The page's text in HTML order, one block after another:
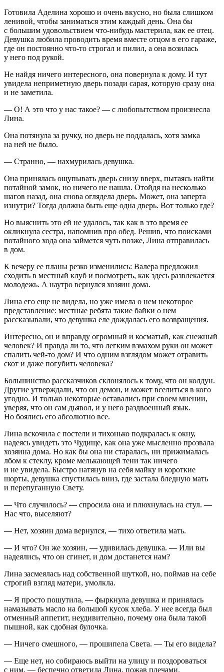
Готовила Аделина хорошо и очень вкусно, но была слишком
ленивой, чтобы заниматься этим каждый день. Она бы
с большим удовольствием что-нибудь мастерила, как ее отец.
Девушка любила проводить время вместе отцом в его гараже,
где он постоянно что-то строгал и пилил, а она возилась
у него под рукой.
Не найдя ничего интересного, она повернула к дому. И тут
увидела неприметную дверь позади сарая, которую сразу она
и не заметила.
— О! А это что у нас такое? — с любопытством произнесла
Лина.
Она потянула за ручку, но дверь не поддалась, хотя замка
на ней не было.
— Странно, — нахмурилась девушка.
Она принялась ощупывать дверь снизу вверх, пытаясь найти
потайной замок, но ничего не нашла. Отойдя на несколько
шагов назад, она снова оглядела дверь. Может, она заперта
изнутри? Тогда должна быть еще одна дверь. Вот только где?
Но выяснить это ей не удалось, так как в это время ее
окликнула сестра, напомнив про обед. Решив, что поисками
потайного хода она займется чуть позже, Лина отправилась
в дом.
К вечеру ее планы резко изменились: Валера предложил
сходить в местный клуб и посмотреть, как здесь развлекается
молодежь. А наутро вернулся хозяин дома.
Лина его еще не видела, но уже имела о нем некоторое
представление: местные ребята такие байки о нем
рассказывали, что девушка еле дождалась его возвращения.
Интересно, он и вправду огромный и косматый, как снежный
человек? И правда ли то, что легким взмахом руки он может
спалить чей-то дом? И что одним взглядом может отравить
скот и даже погубить человека?
Большинство рассказчиков склонялось к тому, что он колдун.
Другие утверждали, что он демон, и может вселиться в кого
угодно. И только некоторые оставались при своем мнении,
уверяя, что он сам дьявол, и у него раздвоенный язык.
Но боялись его абсолютно все.
Лина вскочила с постели и тихонько подкралась к окну,
надеясь увидеть это Чудище, как она уже мысленно прозвала
хозяина дома. Но как бы она ни старалась, ни прижималась
лбом к стеклу, кроме мелькающей тени так ничего
и не увидела. Быстро натянув на себя майку и короткие
шорты, девушка спустилась вниз, где застала бледную мать
и перепуганную Свету.
— Что случилось? — спросила она и плюхнулась на стул. —
Нас что, выселяют?
— Нет, хозяин дома вернулся, — тихо ответила мать.
— И что? Он же хозяин, — удивилась девушка. — Или вы
надеялись, что он сгинет, и дом достанется нам?
Лина засмеялась над собственной шуткой, но, поймав на себе
строгий взгляд матери, умолкла.
— Я просто пошутила, — фыркнула девушка и принялась
намазывать масло на большой кусок хлеба. У нее всегда был
отменный аппетит, неудивительно, почему она была такой
пышной, как сдобная булочка.
— Ничего смешного, — прошипела Света. — Ты его видела?
— Еще нет, но собираюсь выйти на улицу и поздороваться
с ним, — беспечно ответила Лина, пожав плечами.